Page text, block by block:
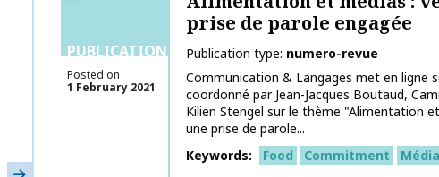
Learn more
PUBLICATIONS
Posted on
1 February 2021
prise de parole engagée
Publication type numero-revue
Communication & Langages met en ligne
coordonné par Jean-Jacques Boutaud,
Kilien Stengel sur le thème "Alimentation
une prise de parole...
Keywords
Food Commitment